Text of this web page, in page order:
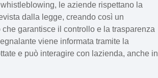
le aziende rispettano la
dalla legge, creando così un
garantisce il controllo e la trasparenza
viene informata tramite la
e può interagire con lazienda, anche in